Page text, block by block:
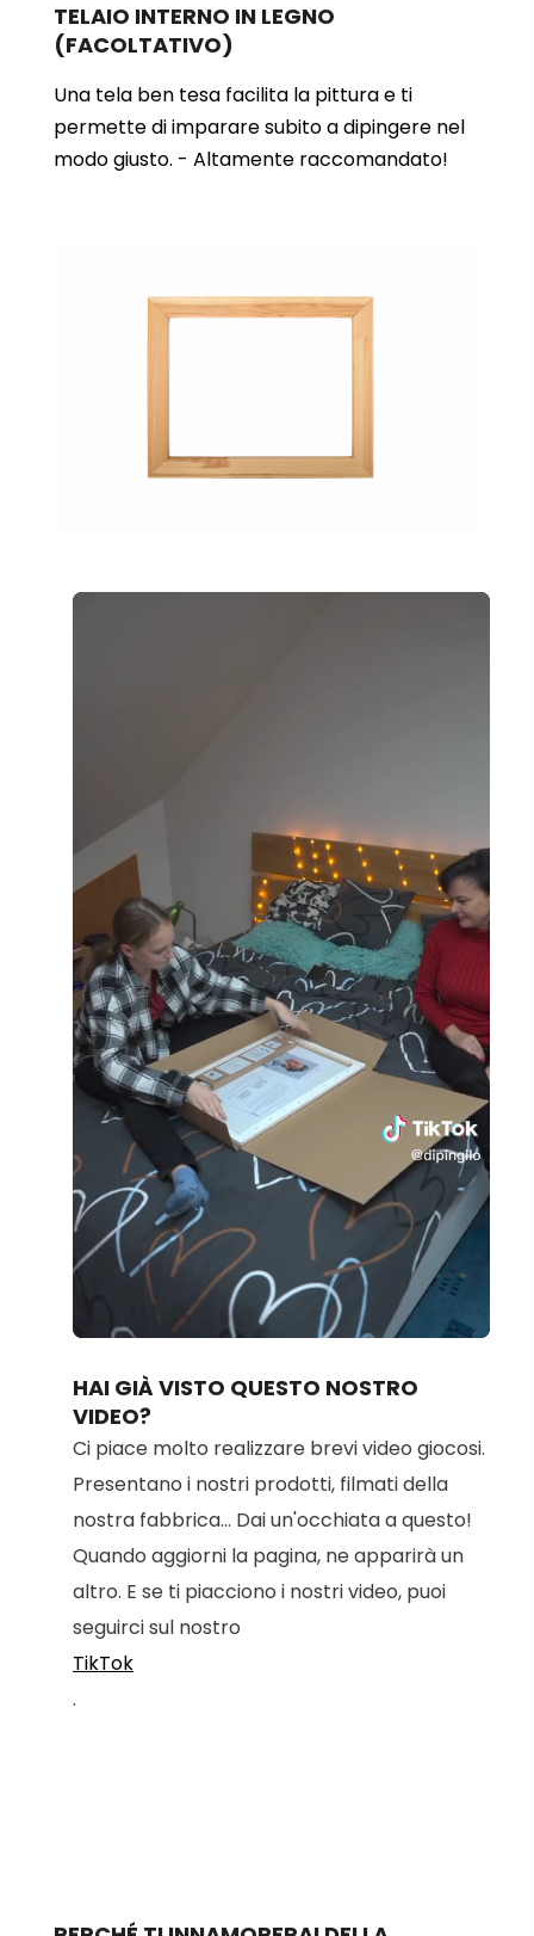
TELAIO INTERNO IN LEGNO
(FACOLTATIVO)
Una tela ben tesa facilita la pittura e ti
permette di imparare subito a dipingere nel
modo giusto. - Altamente raccomandato!
Unmute Loaded
HAI GIÀ VISTO QUESTO NOSTRO
VIDEO?
Ci piace molto realizzare brevi video giocosi.
Presentano i nostri prodotti, filmati della
nostra fabbrica... Dai un'occhiata a questo!
Quando aggiorni la pagina, ne apparirà un
altro. E se ti piacciono i nostri video, puoi
seguirci sul nostro
TikTok
.